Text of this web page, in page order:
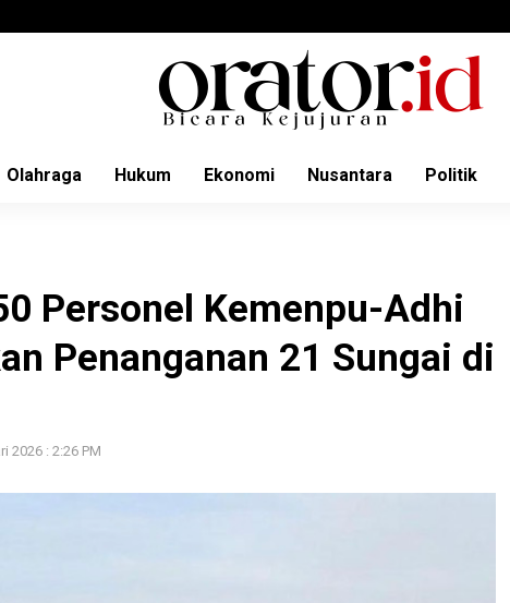
Olahraga Hukum Ekonomi Nusantara Politik
Personel Kemenpu-Adhi
Penanganan 21 Sungai di
2026 : 2:26 PM